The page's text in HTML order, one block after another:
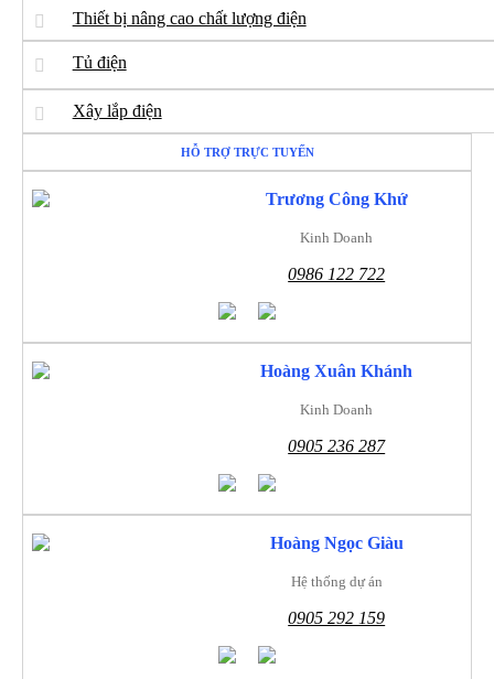
Thiết bị nâng cao chất lượng điện
Tủ điện
Xây lắp điện
HỖ TRỢ TRỰC TUYẾN
Trương Công Khứ
Kinh Doanh
0986 122 722
Hoàng Xuân Khánh
Kinh Doanh
0905 236 287
Hoàng Ngọc Giàu
Hệ thống dự án
0905 292 159